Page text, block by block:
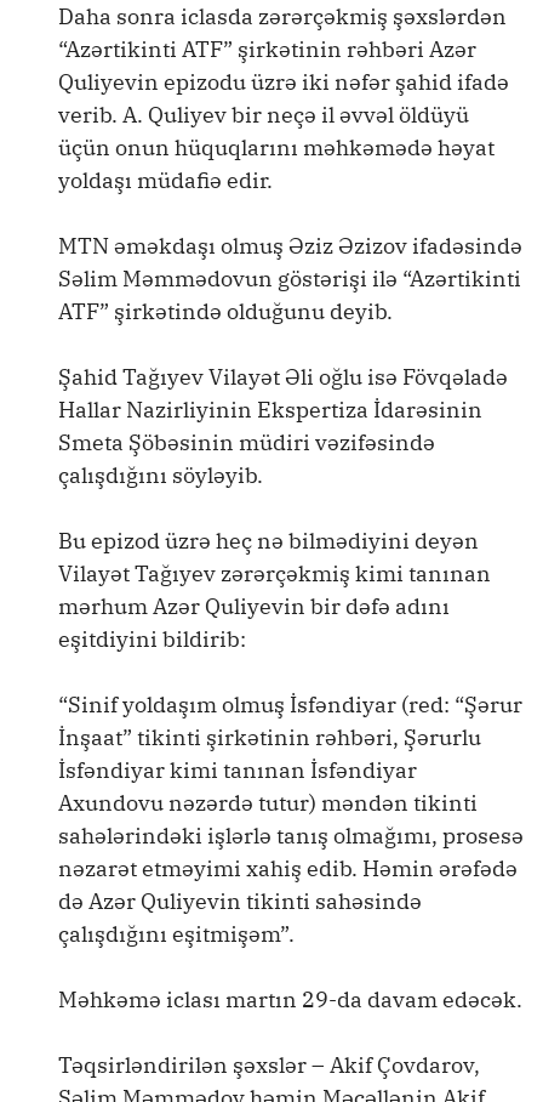
Daha sonra iclasda zərərçəkmiş şəxslərdən
“Azərtikinti ATF” şirkətinin rəhbəri Azər
Quliyevin epizodu üzrə iki nəfər şahid ifadə
verib. A. Quliyev bir neçə il əvvəl öldüyü
üçün onun hüquqlarını məhkəmədə həyat
yoldaşı müdafiə edir.
MTN əməkdaşı olmuş Əziz Əzizov ifadəsində
Səlim Məmmədovun göstərişi ilə “Azərtikinti
ATF” şirkətində olduğunu deyib.
Şahid Tağıyev Vilayət Əli oğlu isə Fövqəladə
Hallar Nazirliyinin Ekspertiza İdarəsinin
Smeta Şöbəsinin müdiri vəzifəsində
çalışdığını söyləyib.
Bu epizod üzrə heç nə bilmədiyini deyən
Vilayət Tağıyev zərərçəkmiş kimi tanınan
mərhum Azər Quliyevin bir dəfə adını
eşitdiyini bildirib:
“Sinif yoldaşım olmuş İsfəndiyar (red: “Şərur
İnşaat” tikinti şirkətinin rəhbəri, Şərurlu
İsfəndiyar kimi tanınan İsfəndiyar
Axundovu nəzərdə tutur) məndən tikinti
sahələrindəki işlərlə tanış olmağımı, prosesə
nəzarət etməyimi xahiş edib. Həmin ərəfədə
də Azər Quliyevin tikinti sahəsində
çalışdığını eşitmişəm”.
Məhkəmə iclası martın 29-da davam edəcək.
Təqsirləndirilən şəxslər – Akif Çovdarov,